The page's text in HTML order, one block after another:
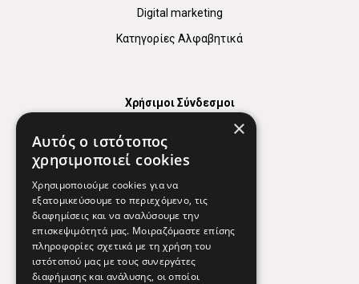
Digital marketing
Κατηγορίες Αλφαβητικά
Χρήσιμοι Σύνδεσμοι
Χρήσιμα Τηλέφωνα
Εφημερεύοντα Φαρμακεία
Απόρρητο
Όροι Χρήσης
×
Αυτός ο ιστότοπος
χρησιμοποιεί cookies
Χρησιμοποιούμε cookies για να
εξατομικεύσουμε το περιεχόμενο, τις
διαφημίσεις και να αναλύσουμε την
επισκεψιμότητά μας. Μοιραζόμαστε επίσης
πληροφορίες σχετικά με τη χρήση του
ιστότοπού μας με τους συνεργάτες
διαφήμισης και ανάλυσης, οι οποίοι